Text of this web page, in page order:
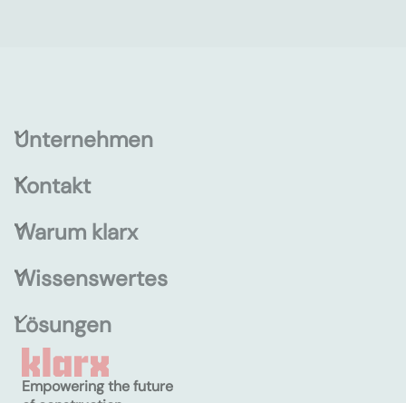
Unternehmen
Kontakt
Warum klarx
Wissenswertes
Lösungen
Empowering the future